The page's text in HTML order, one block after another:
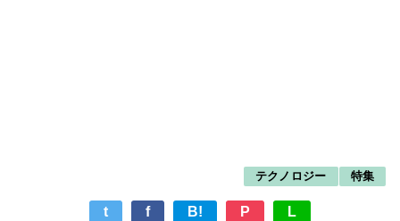
テクノロジー 特集
t f B! P L